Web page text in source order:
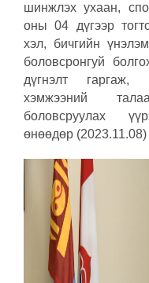
шинжлэх ухаан,
оны 04 дүгээр
хэл, бичгийн
боловсронгуй
дүгнэлт гаргаж,
хэмжээний
боловсруулах
өнөөдөр